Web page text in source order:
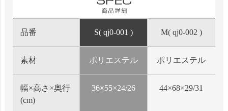
品番 S( qj0-001 ) M( qj0-002 )
素材 ポリエステル ポリエステル
幅×高さ×奥行
(cm)
36×55×24/26 44×68×29/31